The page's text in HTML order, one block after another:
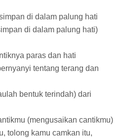
di dalam palung hati
di dalam palung hati)
paras dan hati
tentang terang dan
bentuk terindah) dari
(mengusaikan cantikmu)
tolong kamu camkan itu,